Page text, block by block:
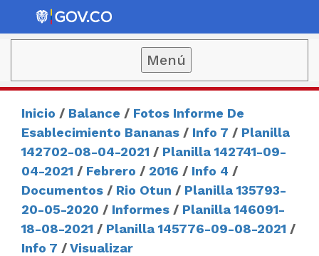
Menú
Inicio / Balance / Fotos Informe De
Esablecimiento Bananas / Info 7 / Planilla
142702-08-04-2021 / Planilla 142741-09-
04-2021 / Febrero / 2016 / Info 4 /
Documentos / Rio Otun / Planilla 135793-
20-05-2020 / Informes / Planilla 146091-
18-08-2021 / Planilla 145776-09-08-2021 /
Info 7 /Visualizar